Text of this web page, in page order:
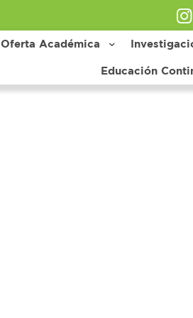
Oferta Académica
Educación